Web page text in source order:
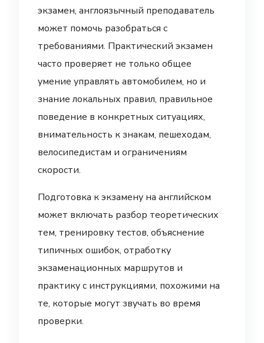
экзамен, англоязычный преподаватель
может помочь разобраться с
требованиями. Практический экзамен
часто проверяет не только общее
умение управлять автомобилем, но и
знание локальных правил, правильное
поведение в конкретных ситуациях,
внимательность к знакам, пешеходам,
велосипедистам и ограничениям
скорости.
Подготовка к экзамену на английском
может включать разбор теоретических
тем, тренировку тестов, объяснение
типичных ошибок, отработку
экзаменационных маршрутов и
практику с инструкциями, похожими на
те, которые могут звучать во время
проверки.